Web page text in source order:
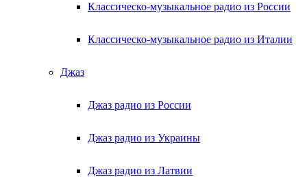
Классическо-музыкальное радио из России
Классическо-музыкальное радио из Италии
Джаз
Джаз радио из России
Джаз радио из Украины
Джаз радио из Латвии